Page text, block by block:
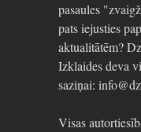
pasaules
pats iejusties
aktualitātēm?
Izklaides deva
saziņai:
Visas